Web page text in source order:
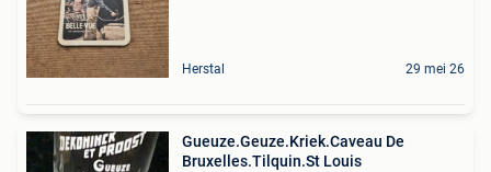
Herstal 29 mei 26
Gueuze.Geuze.Kriek.Caveau De
Bruxelles.Tilquin.St Louis